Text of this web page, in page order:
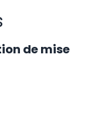
de mise